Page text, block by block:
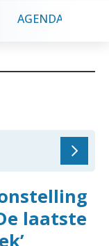
AGENDA
laatste